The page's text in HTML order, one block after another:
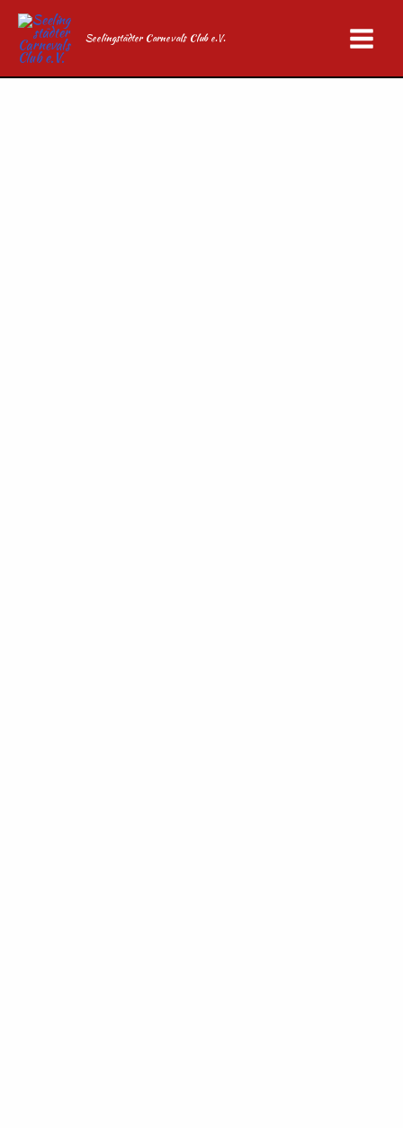
Zum
Inhalt
springen
Seelingstädter Carnevals Club e.V.